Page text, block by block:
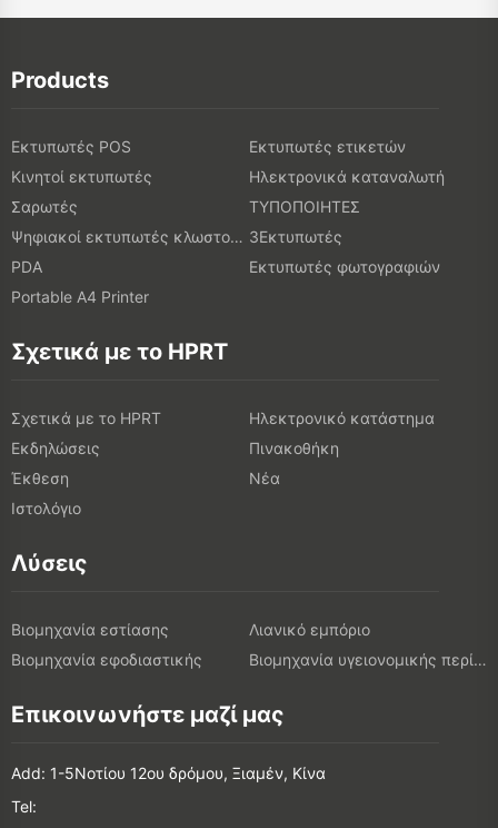
Products
Εκτυπωτές POS
Εκτυπωτές ετικετών
Κινητοί εκτυπωτές
Ηλεκτρονικά καταναλωτή
Σαρωτές
ΤΥΠΟΠΟΙΗΤΕΣ
Ψηφιακοί εκτυπωτές κλωστοϋφαντουργικών προϊόντων 3Εκτυπωτές
PDA
Εκτυπωτές φωτογραφιών
Portable A4 Printer
Σχετικά με το HPRT
Σχετικά με το HPRT
Ηλεκτρονικό κατάστημα
Εκδηλώσεις
Πινακοθήκη
Έκθεση
Νέα
Ιστολόγιο
Λύσεις
Βιομηχανία εστίασης
Λιανικό εμπόριο
Βιομηχανία εφοδιαστικής
Βιομηχανία υγειονομικής περίθαλψης
Επικοινωνήστε μαζί μας
Add: 1-5Νοτίου 12ου δρόμου, Ξιαμέν, Κίνα
Tel: